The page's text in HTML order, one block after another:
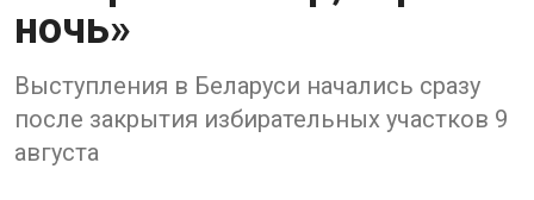
ночь»
Выступления в Беларуси начались сразу
после закрытия избирательных участков 9
августа